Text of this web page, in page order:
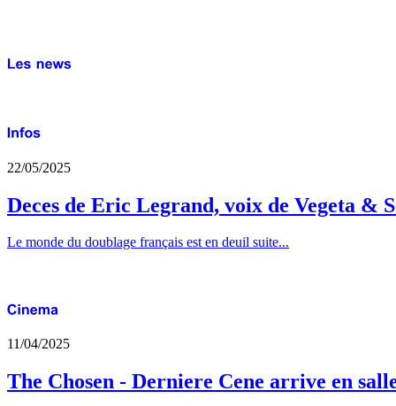
22/05/2025
Deces de Eric Legrand, voix de Vegeta &
Le monde du doublage français est en deuil suite...
11/04/2025
The Chosen - Derniere Cene arrive en